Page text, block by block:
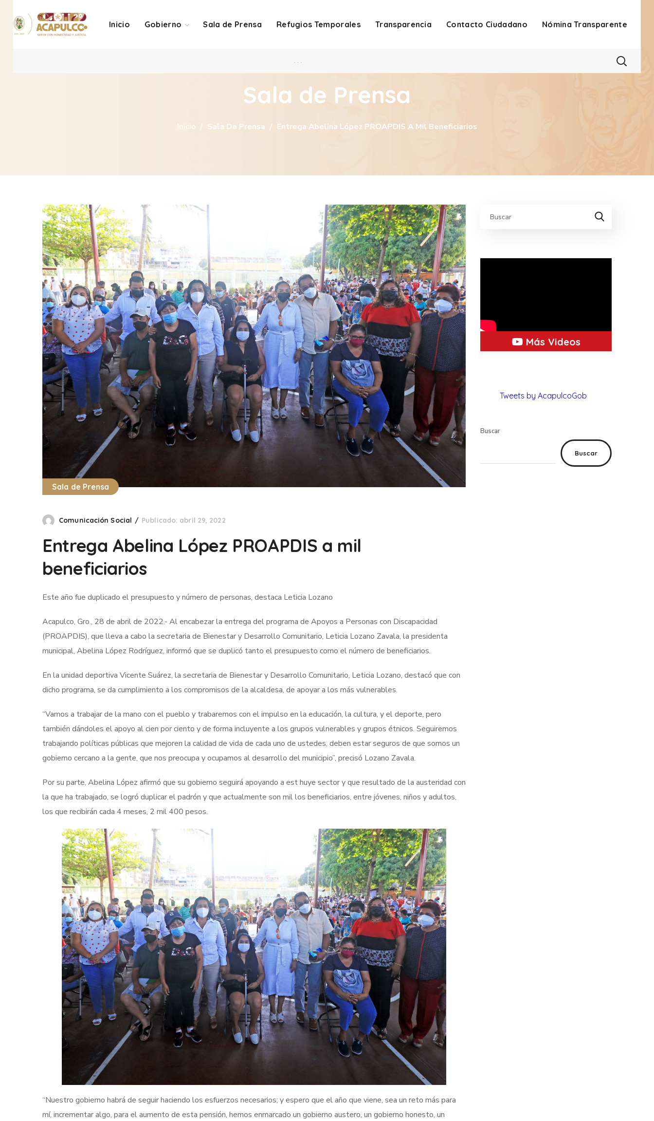
Inicio Gobierno Sala de Prensa Refugios Temporales Transparencia Contacto Ciudadano Nómina Transparente
. . .
Sala de Prensa
Inicio Sala De Prensa Entrega Abelina López PROAPDIS A Mil Beneficiarios
Sala de Prensa
Comunicación Social Publicado: abril 29, 2022
Entrega Abelina López PROAPDIS a mil
beneficiarios
Este año fue duplicado el presupuesto y número de personas, destaca Leticia Lozano
Acapulco, Gro., 28 de abril de 2022.- Al encabezar la entrega del programa de Apoyos a Personas con Discapacidad
(PROAPDIS), que lleva a cabo la secretaria de Bienestar y Desarrollo Comunitario, Leticia Lozano Zavala, la presidenta
municipal, Abelina López Rodríguez, informó que se duplicó tanto el presupuesto como el número de beneficiarios.
En la unidad deportiva Vicente Suárez, la secretaria de Bienestar y Desarrollo Comunitario, Leticia Lozano, destacó que con
dicho programa, se da cumplimiento a los compromisos de la alcaldesa, de apoyar a los más vulnerables.
“Vamos a trabajar de la mano con el pueblo y trabaremos con el impulso en la educación, la cultura, y el deporte, pero
también dándoles el apoyo al cien por ciento y de forma incluyente a los grupos vulnerables y grupos étnicos. Seguiremos
trabajando políticas públicas que mejoren la calidad de vida de cada uno de ustedes, deben estar seguros de que somos un
gobierno cercano a la gente, que nos preocupa y ocupamos al desarrollo del municipio”, precisó Lozano Zavala.
Por su parte, Abelina López afirmó que su gobierno seguirá apoyando a est huye sector y que resultado de la austeridad con
la que ha trabajado, se logró duplicar el padrón y que actualmente son mil los beneficiarios, entre jóvenes, niños y adultos,
los que recibirán cada 4 meses, 2 mil 400 pesos.
“Nuestro gobierno habrá de seguir haciendo los esfuerzos necesarios; y espero que el año que viene, sea un reto más para
mí, incrementar algo, para el aumento de esta pensión, hemos enmarcado un gobierno austero, un gobierno honesto, un
Más Videos
Tweets by AcapulcoGob
Buscar
Buscar